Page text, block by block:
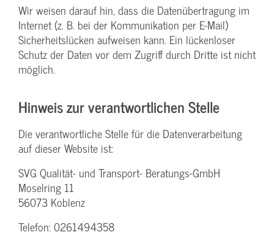
Wir weisen darauf hin, dass die Datenübertragung im
Internet (z. B. bei der Kommunikation per E-Mail)
Sicherheitslücken aufweisen kann. Ein lückenloser
Schutz der Daten vor dem Zugriff durch Dritte ist nicht
möglich.
Hinweis zur verantwortlichen Stelle
Die verantwortliche Stelle für die Datenverarbeitung
auf dieser Website ist:
SVG Qualität- und Transport- Beratungs-GmbH
Moselring 11
56073 Koblenz
Telefon: 0261494358